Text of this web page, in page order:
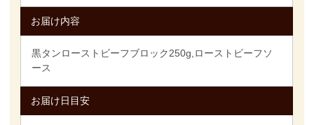
お届け内容
黒タンローストビーフブロック250g,ローストビーフソ
ース
お届け日目安